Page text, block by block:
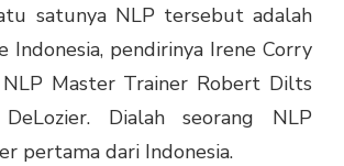
satunya NLP tersebut adalah
Indonesia, pendirinya Irene Corry
Master Trainer Robert Dilts
Dialah seorang NLP
pertama dari Indonesia.